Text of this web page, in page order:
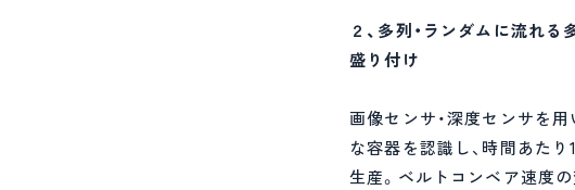
２、多列・ランダムに流れ
盛り付け
画像センサ・深度センサを用
な容器を認識し、時間あた
生産。ベルトコンベア速度